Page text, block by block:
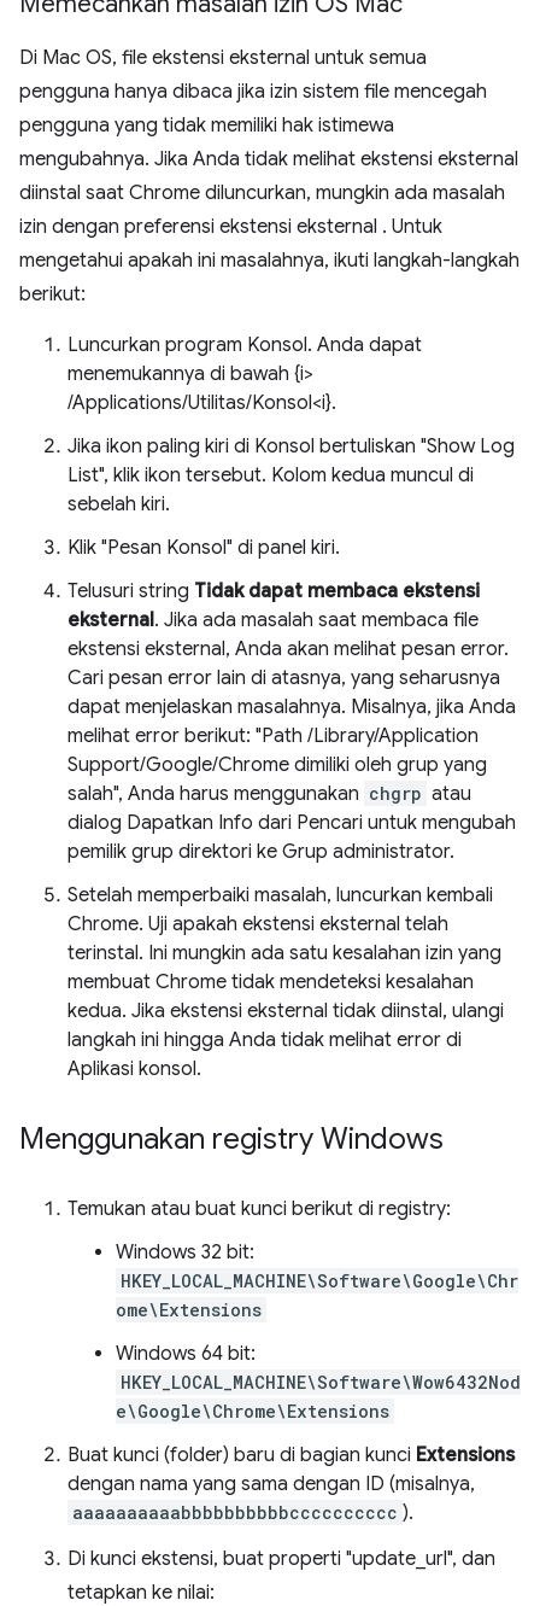
Di Mac OS, file ekstensi eksternal untuk semua
pengguna hanya dibaca jika izin sistem file mencegah
pengguna yang tidak memiliki hak istimewa
mengubahnya. Jika Anda tidak melihat ekstensi eksternal
diinstal saat Chrome diluncurkan, mungkin ada masalah
izin dengan preferensi ekstensi eksternal . Untuk
mengetahui apakah ini masalahnya, ikuti langkah-langkah
berikut:
Luncurkan program Konsol. Anda dapat
menemukannya di bawah {i>
/Applications/Utilitas/Konsol<i}.
Jika ikon paling kiri di Konsol bertuliskan "Show Log
List", klik ikon tersebut. Kolom kedua muncul di
sebelah kiri.
Klik "Pesan Konsol" di panel kiri.
Telusuri string Tidak dapat membaca ekstensi
eksternal. Jika ada masalah saat membaca file
ekstensi eksternal, Anda akan melihat pesan error.
Cari pesan error lain di atasnya, yang seharusnya
dapat menjelaskan masalahnya. Misalnya, jika Anda
melihat error berikut: "Path /Library/Application
Support/Google/Chrome dimiliki oleh grup yang
salah", Anda harus menggunakan chgrp atau
dialog Dapatkan Info dari Pencari untuk mengubah
pemilik grup direktori ke Grup administrator.
Setelah memperbaiki masalah, luncurkan kembali
Chrome. Uji apakah ekstensi eksternal telah
terinstal. Ini mungkin ada satu kesalahan izin yang
membuat Chrome tidak mendeteksi kesalahan
kedua. Jika ekstensi eksternal tidak diinstal, ulangi
langkah ini hingga Anda tidak melihat error di
Aplikasi konsol.
Menggunakan registry Windows
Temukan atau buat kunci berikut di registry:
Windows 32 bit:
HKEY_LOCAL_MACHINE\Software\Google\Chr
ome\Extensions
Windows 64 bit:
HKEY_LOCAL_MACHINE\Software\Wow6432Nod
e\Google\Chrome\Extensions
Buat kunci (folder) baru di bagian kunci Extensions
dengan nama yang sama dengan ID (misalnya,
aaaaaaaaaabbbbbbbbbbcccccccccc ).
Di kunci ekstensi, buat properti "update_url", dan
tetapkan ke nilai: